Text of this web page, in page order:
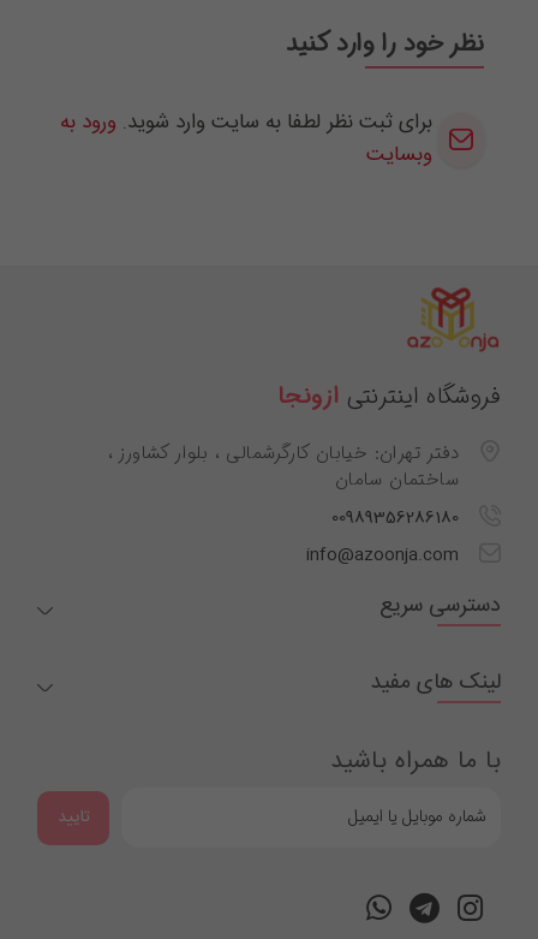
نظر خود را وارد کنید
برای ثبت نظر لطفا به سایت وارد شوید. ورود به
وبسایت
فروشگاه اینترنتی ازونجا
دفتر تهران: خیابان کارگرشمالی ، بلوار کشاورز ،
ساختمان سامان
00989356286180
info@azoonja.com
دسترسی سریع
لینک های مفید
با ما همراه باشید
تایید